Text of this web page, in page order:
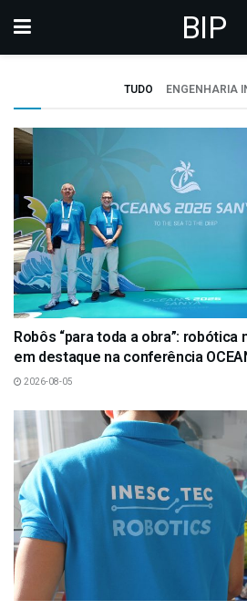
BIP
TUDO ENGENHARIA
Robôs “para toda a obra”: robótica
em destaque na conferência
2026-08-05